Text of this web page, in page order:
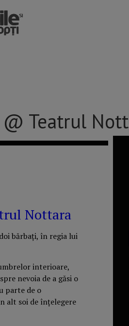
Teatrul
Nottara
bărbați, în regia lui
interioare,
nevoia de a găsi o
parte de o
alt soi de înțelegere